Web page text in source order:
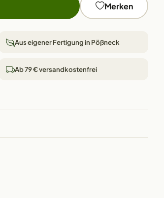
Merken
Aus eigener Fertigung in Pößneck
Ab 79 € versandkostenfrei